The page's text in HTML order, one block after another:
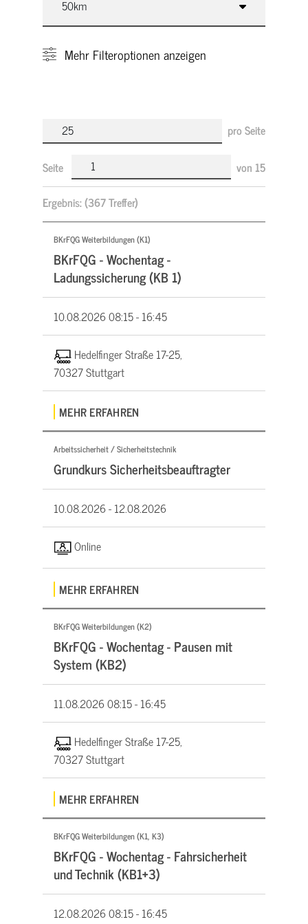
Mehr Filteroptionen anzeigen
pro Seite
Seite von 15
Ergebnis:(367 Treffer)
BKrFQG Weiterbildungen (K1)
BKrFQG - Wochentag -
Ladungssicherung (KB 1)
10.08.202608:15 - 16:45
Hedelfinger Straße 17-25,
70327 Stuttgart
MEHR ERFAHREN
Arbeitssicherheit / Sicherheitstechnik
Grundkurs Sicherheitsbeauftragter
10.08.2026 -12.08.2026
Online
MEHR ERFAHREN
BKrFQG Weiterbildungen (K2)
BKrFQG - Wochentag - Pausen mit
System (KB2)
11.08.202608:15 - 16:45
Hedelfinger Straße 17-25,
70327 Stuttgart
MEHR ERFAHREN
BKrFQG Weiterbildungen (K1, K3)
BKrFQG - Wochentag - Fahrsicherheit
und Technik (KB1+3)
12.08.202608:15 - 16:45